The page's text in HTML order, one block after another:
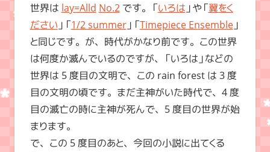
世界は lay=Alld No.2です。「いろは 」や「翼をく
ださい 」「1/2 summer」「Timepiece Ensemble」
と同じです。が、時代がかなり前です。この世界
は何度か滅んでいるのですが、「いろは」などの
世界は 5 度目の文明で、この rain forest は 3 度
目の文明の頃です。まだ主神がいた時代で、4 度
目の滅亡の時に主神が死んで、5 度目の世界が始
まります。
で、この 5 度目のあと、今回の小説に出てくる